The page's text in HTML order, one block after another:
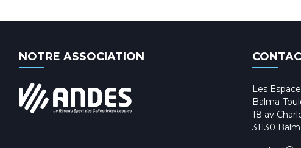
NOTRE ASSOCIATION
Les
Balma-
18 av
31130